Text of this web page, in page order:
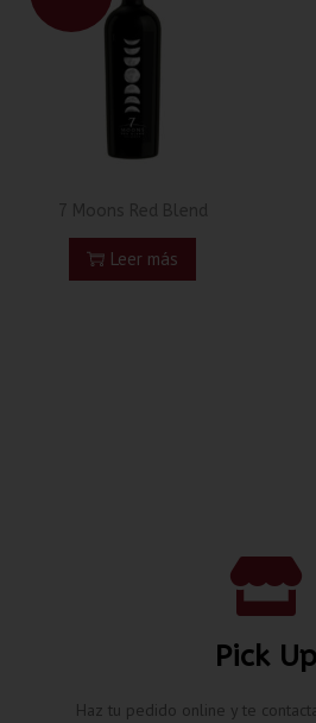
Leer más
Pick Up
Haz tu pedido online y te